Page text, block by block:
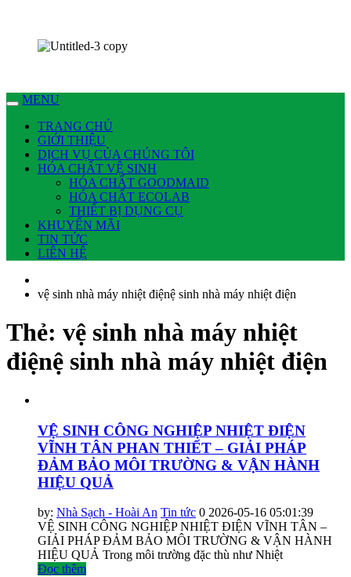
MENU
TRANG CHỦ
GIỚI THIỆU
DỊCH VỤ CỦA CHÚNG TÔI
HÓA CHẤT VỆ SINH
HÓA CHẤT GOODMAID
HÓA CHẤT ECOLAB
THIẾT BỊ DỤNG CỤ
KHUYẾN MÃI
TIN TỨC
LIÊN HỆ
vệ sinh nhà máy nhiệt điệnệ sinh nhà máy nhiệt điện
Thẻ: vệ sinh nhà máy nhiệt
điệnệ sinh nhà máy nhiệt điện
VỆ SINH CÔNG NGHIỆP NHIỆT ĐIỆN
VĨNH TÂN PHAN THIẾT – GIẢI PHÁP
ĐẢM BẢO MÔI TRƯỜNG & VẬN HÀNH
HIỆU QUẢ
by: Nhà Sạch - Hoài An Tin tức 0 2026-05-16 05:01:39
VỆ SINH CÔNG NGHIỆP NHIỆT ĐIỆN VĨNH TÂN –
GIẢI PHÁP ĐẢM BẢO MÔI TRƯỜNG & VẬN HÀNH
HIỆU QUẢ Trong môi trường đặc thù như Nhiệt
Đọc thêm